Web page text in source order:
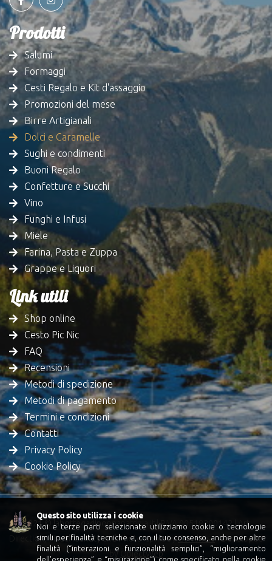
Prodotti
Salumi
Formaggi
Cesti Regalo e Kit d'assaggio
Promozioni del mese
Birre Artigianali
Dolci e Caramelle
Sughi e condimenti
Buoni Regalo
Confetture e Succhi
Vino
Funghi e Infusi
Miele
Farina, Pasta e Zuppa
Grappe e Liquori
Link utili
Shop online
Cesto Pic Nic
FAQ
Recensioni
Metodi di spedizione
Metodi di pagamento
Termini e condizioni
Contatti
Privacy Policy
Cookie Policy
2021 © labottegadinonnapatrizia.it | PIVA 00518200142 | Art
Direction, Visual Identity and Photoraphic byCondivisa- Developed
by ObjectWeb
Questo sito utilizza i cookie
Noi e terze parti selezionate utilizziamo cookie o tecnologie
simili per finalità tecniche e, con il tuo consenso, anche per altre
finalità (“interazioni e funzionalità semplici”, “miglioramento
dell'esperienza” e “misurazione”) come specificato nella cookie